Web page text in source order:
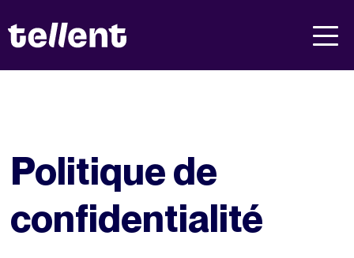
Politique de
confidentialité